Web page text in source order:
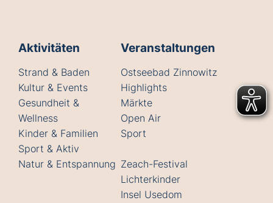
Aktivitäten
Strand & Baden
Kultur & Events
Gesundheit &
Wellness
Kinder & Familien
Sport & Aktiv
Natur & Entspannung
Veranstaltungen
Ostseebad Zinnowitz
Highlights
Märkte
Open Air
Sport
Zeach-Festival
Lichterkinder
Insel Usedom